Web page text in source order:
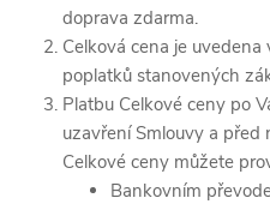
doprava zdarma.
Celková cena je
poplatků stanovených
Platbu Celkové ceny po
uzavření Smlouvy a
Celkové ceny můžete
Bankovním